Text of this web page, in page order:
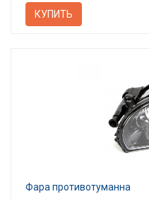
КУПИТЬ
Фара противотуманна